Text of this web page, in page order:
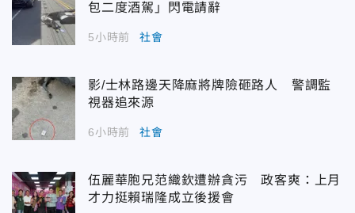
包二度酒駕」閃電請辭
5小時前 社會
影/士林路邊天降麻將牌險砸路人 警調監
視器追來源
6小時前 社會
伍麗華胞兄范織欽遭辦貪污 政客爽：上月
才力挺賴瑞隆成立後援會